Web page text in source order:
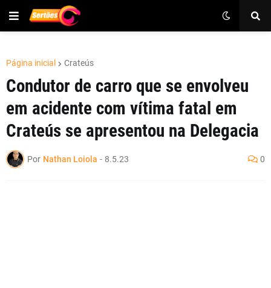
Página inicial Crateús
Condutor de carro que se envolveu
em acidente com vítima fatal em
Crateús se apresentou na Delegacia
Por Nathan Loiola - 8.5.23 0